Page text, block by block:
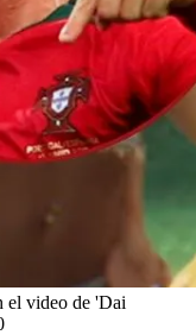
el video de 'Dai